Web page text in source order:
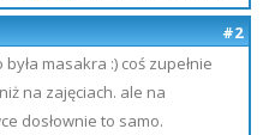
#2
była masakra :) coś zupełnie
na zajęciach. ale na
dosłownie to samo.